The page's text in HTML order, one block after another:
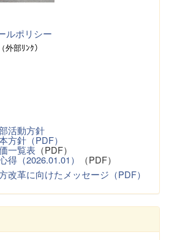
ルポリシー
（外部ﾘﾝｸ）
活動方針
方針（PDF）
一覧表 （PDF）
得（2026.01.01）
（PDF）
改革に向けたメッセージ（PDF）